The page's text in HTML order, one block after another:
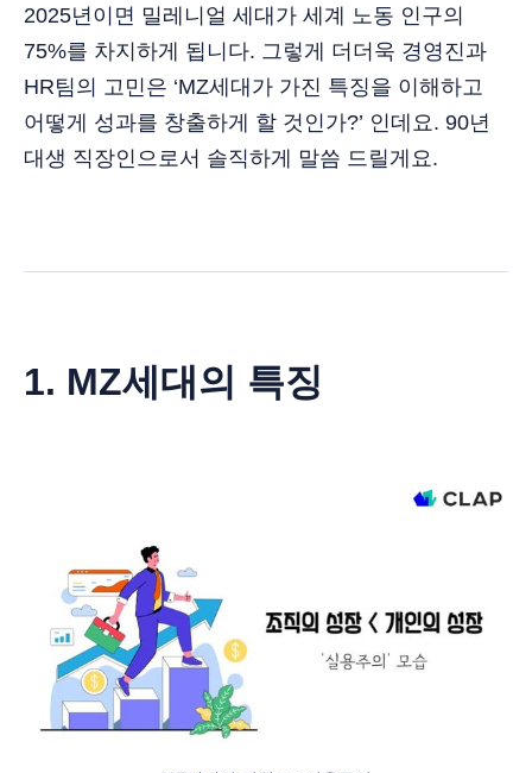
2025년이면 밀레니얼 세대가 세계 노동 인구의
75%를 차지하게 됩니다. 그렇게 더더욱 경영진과
HR팀의 고민은 ‘MZ세대가 가진 특징을 이해하고
어떻게 성과를 창출하게 할 것인가?’ 인데요. 90년
대생 직장인으로서 솔직하게 말씀 드릴게요.
1. MZ세대의 특징